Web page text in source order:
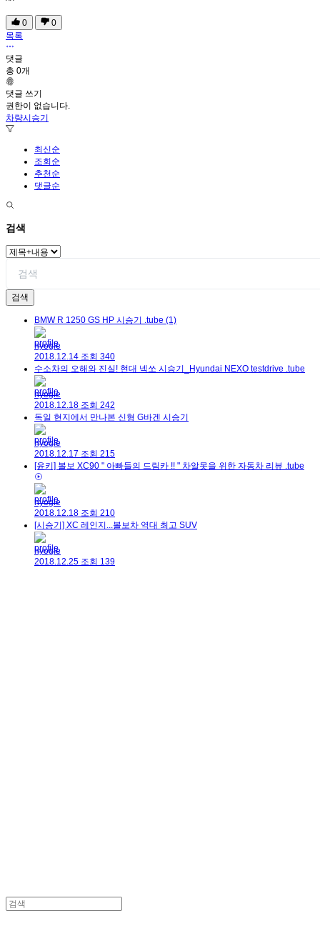
0
0
목록
댓글
총 0개
댓글 쓰기
권한이 없습니다.
차량시승기
최신순
조회순
추천순
댓글순
검색
검색
BMW R 1250 GS HP 시승기 .tube (1)
hyogle
2018.12.14 조회 340
수소차의 오해와 진실! 현대 넥쏘 시승기_Hyundai NEXO testdrive .tube
hyogle
2018.12.18 조회 242
독일 현지에서 만나본 신형 G바겐 시승기
hyogle
2018.12.17 조회 215
[윤키] 볼보 XC90 " 아빠들의 드림카 !! " 차알못을 위한 자동차 리뷰 .tube
hyogle
2018.12.18 조회 210
[시승기] XC 레인지...볼보차 역대 최고 SUV
hyogle
2018.12.25 조회 139